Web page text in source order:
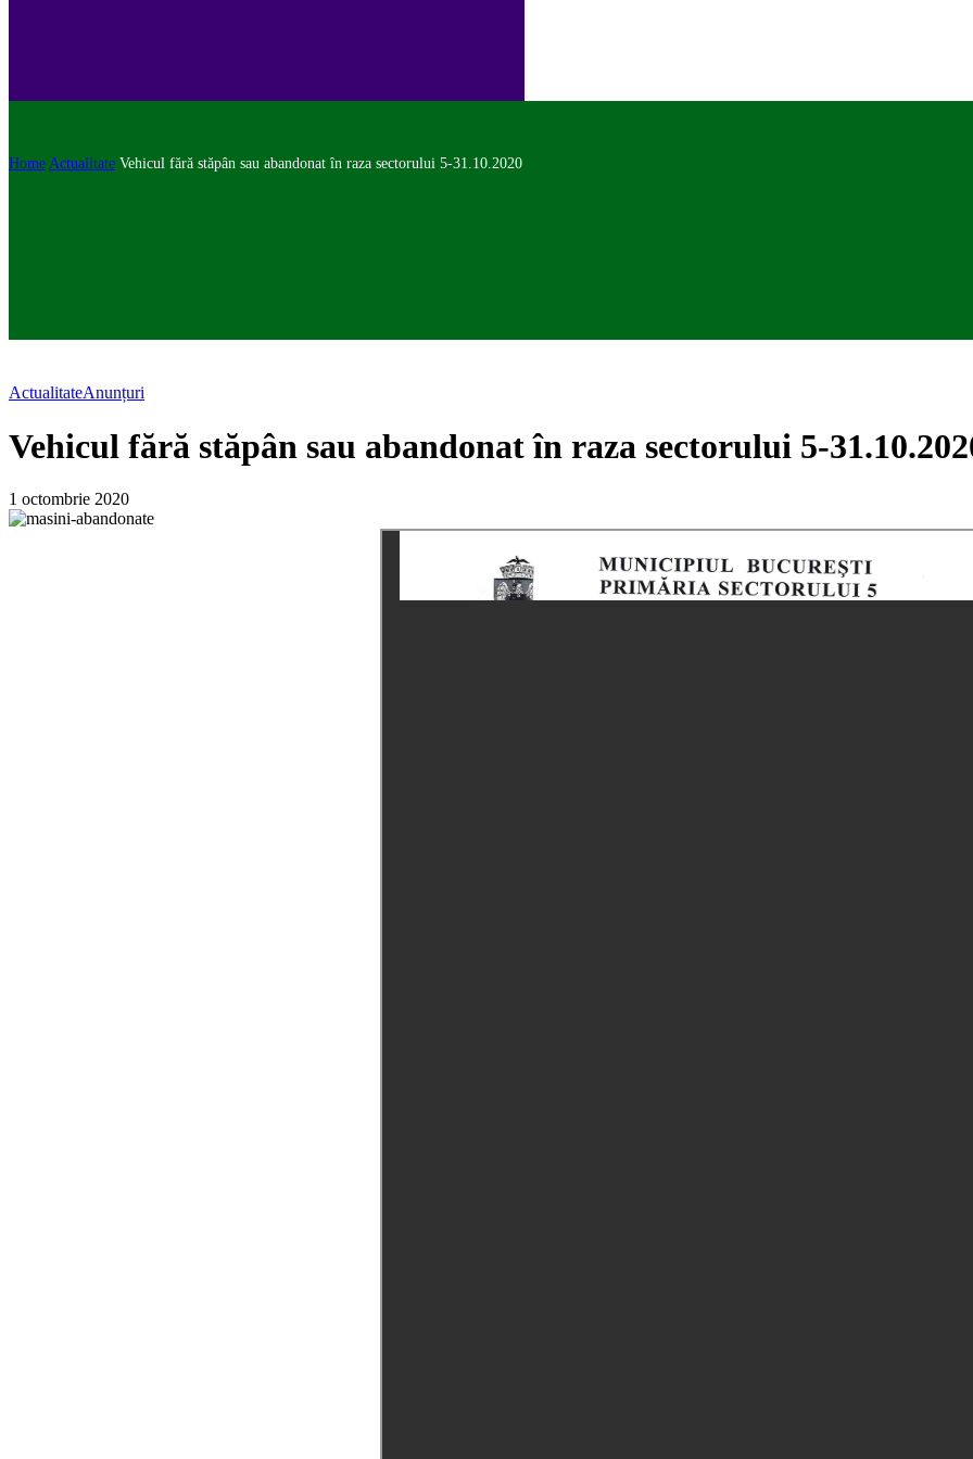
Home Actualitate Vehicul fără stăpân sau abandonat în raza sectorului 5-31.10.2020
ActualitateAnunțuri
Vehicul fără stăpân sau abandonat în raza sectorului 5-
1 octombrie 2020